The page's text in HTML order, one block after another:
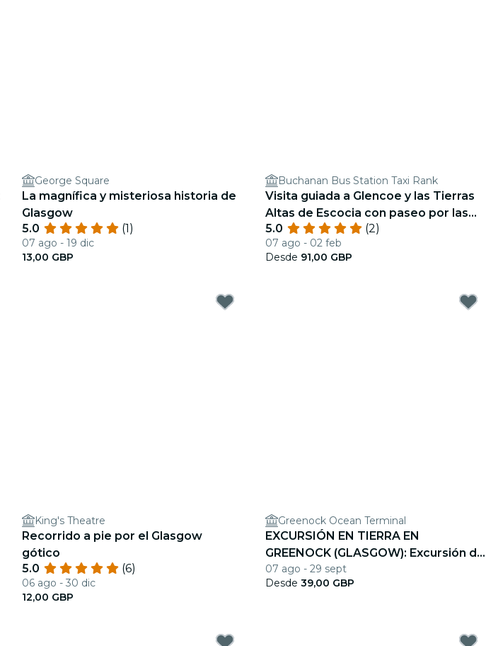
George Square
La magnífica y misteriosa historia de
Glasgow
5.0
(1)
07 ago - 19 dic
13,00 GBP
Buchanan Bus Station Taxi Rank
Visita guiada a Glencoe y las Tierras
Altas de Escocia con paseo por las
cascadas, con salida desde Glasgow.
5.0 (2)
07 ago - 02 feb
Desde 91,00 GBP
King's Theatre
Recorrido a pie por el Glasgow
gótico
5.0
(6)
06 ago - 30 dic
12,00 GBP
Greenock Ocean Terminal
EXCURSIÓN EN TIERRA EN
GREENOCK (GLASGOW): Excursión de
un día para conocer Escocia
07 ago - 29 sept
Desde 39,00 GBP